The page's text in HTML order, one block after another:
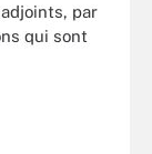
par
qui sont